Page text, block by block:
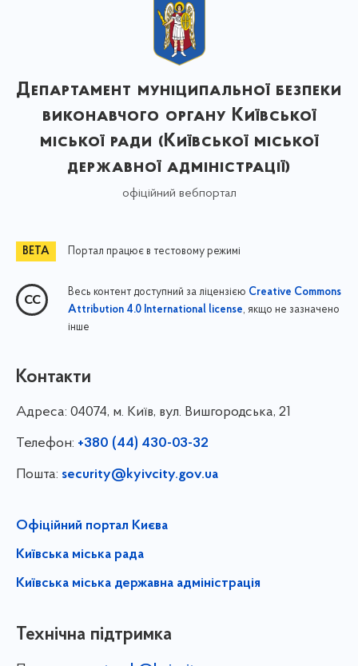
Департамент муніципальної безпеки
виконавчого органу Київської
міської ради (Київської міської
державної адміністрації)
офіційний вебпортал
Портал працює в тестовому режимі
Весь контент доступний за ліцензією Creative Commons
Attribution 4.0 International license, якщо не зазначено
інше
Контакти
Адреса: 04074, м. Київ, вул. Вишгородська, 21
Телефон: +380 (44) 430-03-32
Пошта: security@kyivcity.gov.ua
Офіційний портал Києва
Київська міська рада
Київська міська державна адміністрація
Технічна підтримка